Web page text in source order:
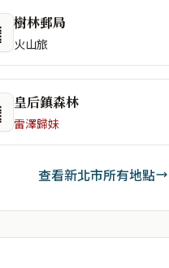
樹林郵局
火山旅
皇后鎮森林
雷澤歸妹
查看新北市所有地點